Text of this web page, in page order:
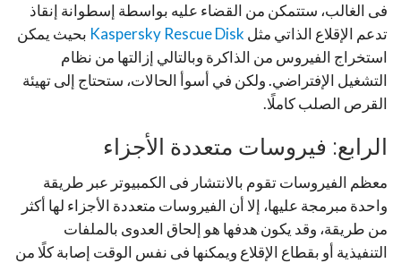
فى الغالب، ستتمكن من القضاء عليه بواسطة إسطوانة إنقاذ
تدعم الإقلاع الذاتي مثل Kaspersky Rescue Disk بحيث يمكن
استخراج الفيروس من الذاكرة وبالتالي إزالتها من نظام
التشغيل الإفتراضي. ولكن في أسوأ الحالات، ستحتاج إلى تهيئة
القرص الصلب كاملًا.
الرابع: فيروسات متعددة الأجزاء
معظم الفيروسات تقوم بالانتشار فى الكمبيوتر عبر طريقة
واحدة مبرمجة عليها، إلا أن الفيروسات متعددة الأجزاء لها أكثر
من طريقة، وقد يكون هدفها هو إلحاق العدوى بالملفات
التنفيذية أو بقطاع الإقلاع ويمكنها فى نفس الوقت إصابة كلًا من